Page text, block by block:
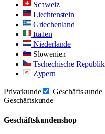
Schweiz
Liechtenstein
Griechenland
Italien
Niederlande
Slowenien
Tschechische Republik
Zypern
Privatkunde
Geschäftskunde
Geschäftskunde
Geschäftskundenshop